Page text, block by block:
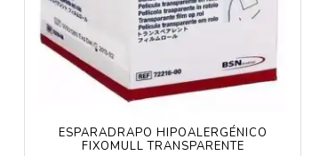
ESPARADRAPO HIPOALERGÉNICO
FIXOMULL TRANSPARENTE